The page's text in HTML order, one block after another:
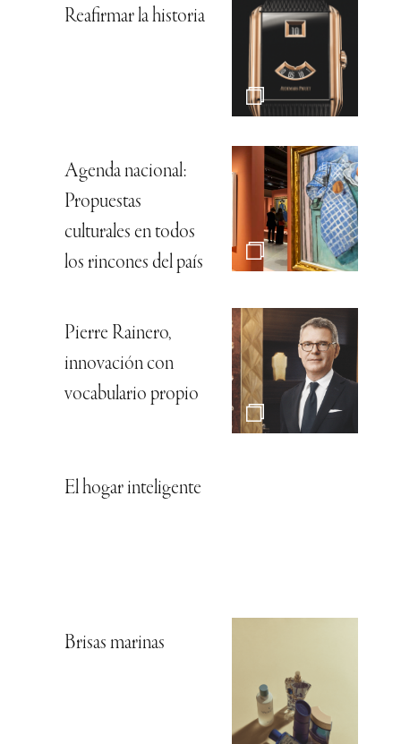
Reafirmar la historia
Agenda nacional:
Propuestas
culturales en todos
los rincones del país
Pierre Rainero,
innovación con
vocabulario propio
El hogar inteligente
Brisas marinas